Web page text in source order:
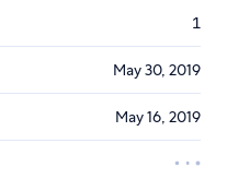
1
May 30, 2019
May 16, 2019